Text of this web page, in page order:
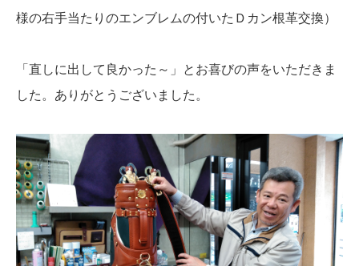
様の右手当たりのエンブレムの付いたＤカン根革交換）
「直しに出して良かった～」とお喜びの声をいただきま
した。ありがとうございました。